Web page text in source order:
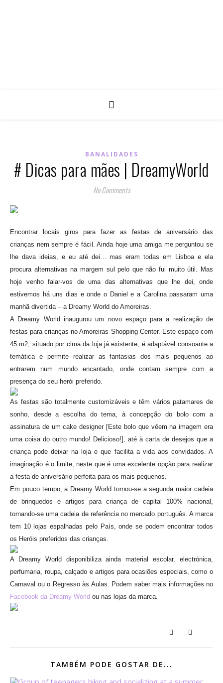
BANALIDADES
# Dicas para mães | DreamyWorld
No Comments
Encontrar locais giros para fazer as festas de aniversário das
crianças nem sempre é fácil. Ainda hoje uma amiga me perguntou se
lhe dava ideias, e eu até dei… mas eram todas em Lisboa e ela
procura alternativas na margem sul pelo que não fui muito útil. Mas
hoje venho falar-vos de uma das alternativas que lhe dei, onde
estivemos há uns dias e onde o Daniel e a Carolina passaram uma
manhã divertida – a Dreamy World do Amoreiras.
A Dreamy World inaugurou um novo espaço para a realização de
festas para crianças no Amoreiras Shopping Center. Este espaço com
45 m2, situado por cima da loja já existente, é adaptável consoante a
temática e permite realizar as fantasias dos mais pequenos ao
entrarem num mundo encantado, onde contam sempre com a
presença do seu herói preferido.
As festas são totalmente customizáveis e têm vários patamares de
sonho, desde a escolha do tema, à concepção do bolo com a
assinatura de um cake designer [Este bolo que vêem na imagem era
uma coisa do outro mundo! Delicioso!], até à carta de desejos que a
criança pode deixar na loja e que facilita a vida aos convidados. A
imaginação é o limite, neste que é uma excelente opção para realizar
a festa de aniversário perfeita para os mais pequenos.
Em pouco tempo, a Dreamy World tornou-se a segunda maior cadeia
de brinquedos e artigos para criança de capital 100% nacional,
tornando-se uma cadeia de referência no mercado português. A marca
tem 10 lojas espalhadas pelo País, onde se podem encontrar todos
os Heróis preferidos das crianças.
A Dreamy World disponibiliza ainda material escolar, electrónica,
perfumaria, roupa, calçado e artigos para ocasiões especiais, como o
Carnaval ou o Regresso às Aulas. Podem saber mais informações no
Facebook da Dreamy World ou nas lojas da marca.
TAMBÉM PODE GOSTAR DE...